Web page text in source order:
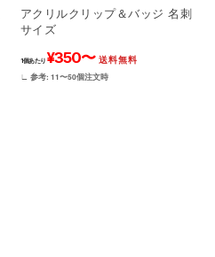
アクリルクリップ＆バッジ 名刺
サイズ
1個あたり ¥350〜 送料無料
∟ 参考: 11〜50個注文時